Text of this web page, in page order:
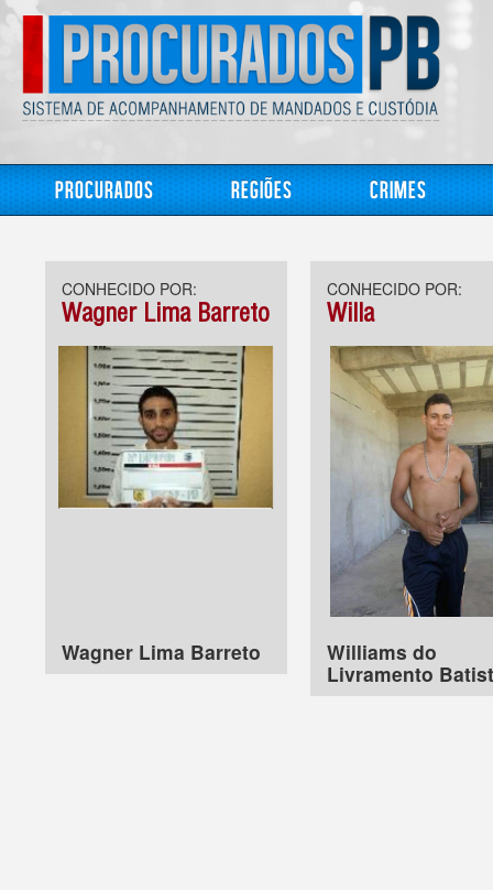
Procurados Regiões Crimes
CONHECIDO POR:
Wagner Lima Barreto
Wagner Lima Barreto
CONHECIDO POR:
Willa
Williams do
Livramento